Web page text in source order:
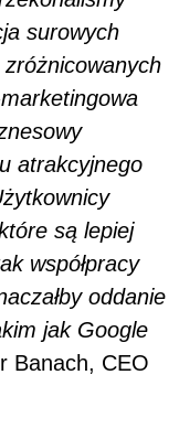
surowych
atrakcyjnego
są lepiej
współpracy
oddanie
jak Google
Banach, CEO